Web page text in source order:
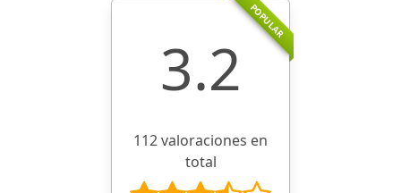
POPULAR
3.2
112 valoraciones en
total